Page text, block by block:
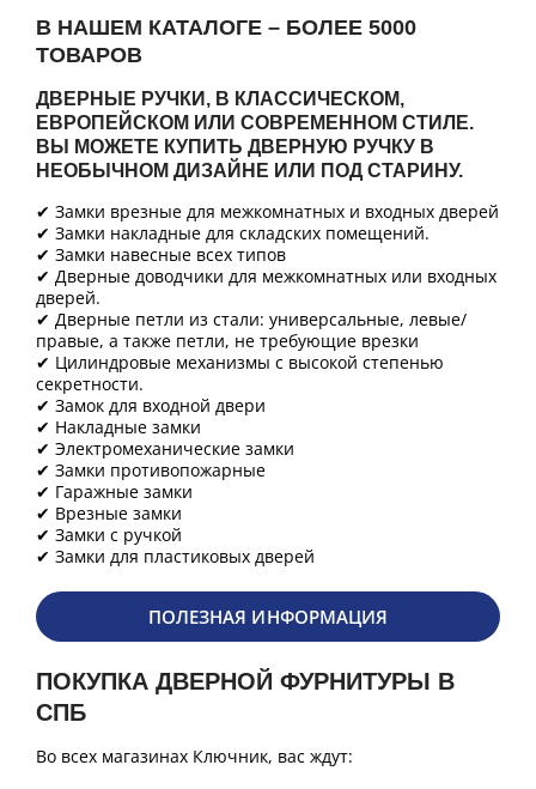
В НАШЕМ КАТАЛОГЕ – БОЛЕЕ 5000
ТОВАРОВ
ДВЕРНЫЕ РУЧКИ, В КЛАССИЧЕСКОМ,
ЕВРОПЕЙСКОМ ИЛИ СОВРЕМЕННОМ СТИЛЕ.
ВЫ МОЖЕТЕ КУПИТЬ ДВЕРНУЮ РУЧКУ В
НЕОБЫЧНОМ ДИЗАЙНЕ ИЛИ ПОД СТАРИНУ.
✔ Замки врезные для межкомнатных и входных дверей
✔ Замки накладные для складских помещений.
✔ Замки навесные всех типов
✔ Дверные доводчики для межкомнатных или входных
дверей.
✔ Дверные петли из стали: универсальные, левые/
правые, а также петли, не требующие врезки
✔ Цилиндровые механизмы с высокой степенью
секретности.
✔ Замок для входной двери
✔ Накладные замки
✔ Электромеханические замки
✔ Замки противопожарные
✔ Гаражные замки
✔ Врезные замки
✔ Замки с ручкой
✔ Замки для пластиковых дверей
ПОЛЕЗНАЯ ИНФОРМАЦИЯ
ПОКУПКА ДВЕРНОЙ ФУРНИТУРЫ В
СПБ
Во всех магазинах Ключник, вас ждут: